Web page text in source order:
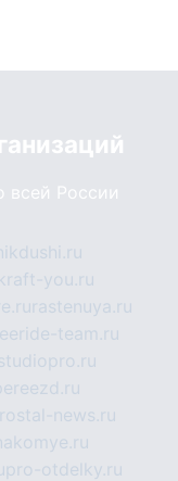
всей России
kraft-you.ru
rastenuya.ru
team.ru
news.ru
pro-otdelky.ru